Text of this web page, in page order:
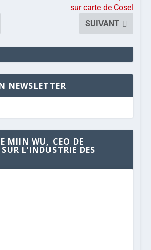
sur carte de Cosel
SUIVANT
NEWSLETTER
MIIN WU, CEO DE
L’INDUSTRIE DES